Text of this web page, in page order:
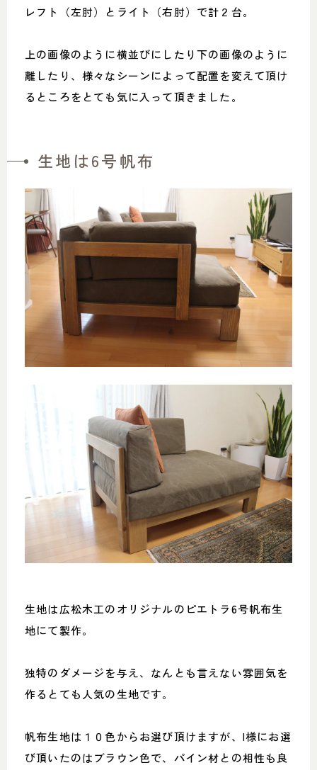
レフト（左肘）とライト（右肘）で計２台。
上の画像のように横並びにしたり下の画像のように
離したり、様々なシーンによって配置を変えて頂け
るところをとても気に入って頂きました。
生地は6号帆布
生地は広松木工のオリジナルのピエトラ6号帆布生
地にて製作。
独特のダメージを与え、なんとも言えない雰囲気を
作るとても人気の生地です。
帆布生地は１０色からお選び頂けますが、I様にお選
び頂いたのはブラウン色で、パイン材との相性も良